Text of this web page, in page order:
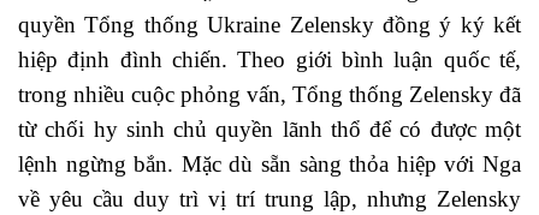
quyền Tổng thống Ukraine Zelensky đồng ý ký kết
hiệp định đình chiến. Theo giới bình luận quốc tế,
trong nhiều cuộc phỏng vấn, Tổng thống Zelensky đã
từ chối hy sinh chủ quyền lãnh thổ để có được một
lệnh ngừng bắn. Mặc dù sẵn sàng thỏa hiệp với Nga
về yêu cầu duy trì vị trí trung lập, nhưng Zelensky